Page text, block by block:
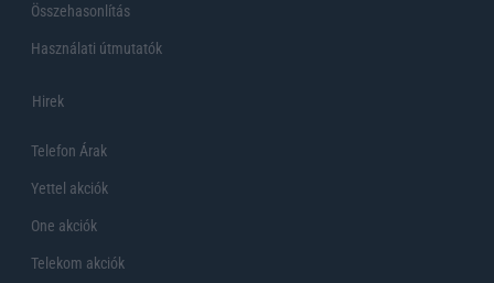
Összehasonlítás
Használati útmutatók
Hirek
Telefon Árak
Yettel akciók
One akciók
Telekom akciók